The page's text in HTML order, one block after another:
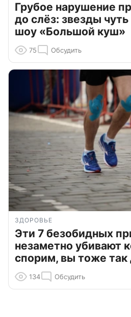
Грубое нарушение
до слёз: звезды
шоу «Большой куш»
75 Обсудить
ЗДОРОВЬЕ
Эти 7 безобидных
незаметно убивают
спорим, вы тоже так
134 Обсудить